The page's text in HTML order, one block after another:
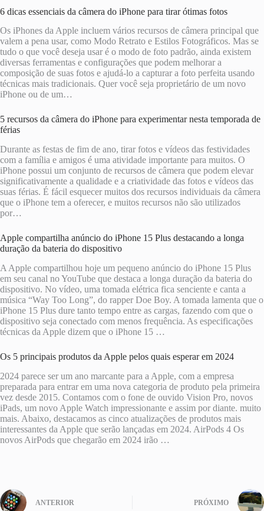
6 dicas essenciais da câmera do iPhone para tirar ótimas fotos
Os iPhones da Apple incluem vários recursos de câmera principal que
valem a pena usar, como Modo Retrato e Estilos Fotográficos. Mas se
tudo o que você deseja usar é o modo de foto padrão, ainda existem
diversas ferramentas e configurações que podem melhorar a
composição de suas fotos e ajudá-lo a capturar a foto perfeita usando
técnicas mais tradicionais. Quer você seja proprietário de um novo
iPhone ou de um…
5 recursos da câmera do iPhone para experimentar nesta temporada de
férias
Durante as festas de fim de ano, tirar fotos e vídeos das festividades
com a família e amigos é uma atividade importante para muitos. O
iPhone possui um conjunto de recursos de câmera que podem elevar
significativamente a qualidade e a criatividade das fotos e vídeos das
suas férias. É fácil esquecer muitos dos recursos individuais da câmera
que o iPhone tem a oferecer, e muitos recursos não são utilizados
por…
Apple compartilha anúncio do iPhone 15 Plus destacando a longa
duração da bateria do dispositivo
A Apple compartilhou hoje um pequeno anúncio do iPhone 15 Plus
em seu canal no YouTube que destaca a longa duração da bateria do
dispositivo. No vídeo, uma tomada elétrica fica senciente e canta a
música “Way Too Long”, do rapper Doe Boy. A tomada lamenta que o
iPhone 15 Plus dure tanto tempo entre as cargas, fazendo com que o
dispositivo seja conectado com menos frequência. As especificações
técnicas da Apple dizem que o iPhone 15 …
Os 5 principais produtos da Apple pelos quais esperar em 2024
2024 parece ser um ano marcante para a Apple, com a empresa
preparada para entrar em uma nova categoria de produto pela primeira
vez desde 2015. Contamos com o fone de ouvido Vision Pro, novos
iPads, um novo Apple Watch impressionante e assim por diante. muito
mais. Abaixo, destacamos as cinco atualizações de produtos mais
interessantes da Apple que serão lançadas em 2024. AirPods 4 Os
novos AirPods que chegarão em 2024 irão …
ANTERIOR PRÓXIMO